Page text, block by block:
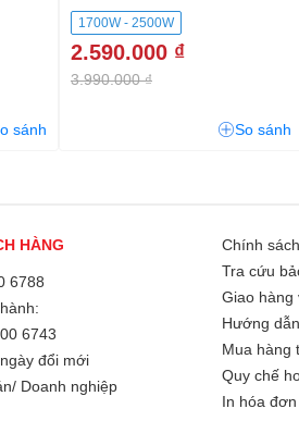
sánh
1700W - 2500W
2.590.000 ₫
3.990.000 ₫
So sánh
HÀNG
6788
6743
đổi mới
Doanh nghiệp
Chính
Tra cứu
Giao hàng
Hướng
Mua hàng
Quy chế
In hóa